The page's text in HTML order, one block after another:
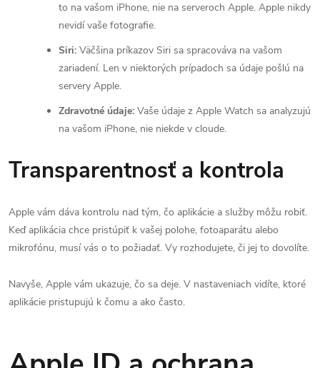
to na vašom iPhone, nie na serveroch Apple. Apple nikdy
nevidí vaše fotografie.
Siri: Väčšina príkazov Siri sa spracováva na vašom
zariadení. Len v niektorých prípadoch sa údaje pošlú na
servery Apple.
Zdravotné údaje: Vaše údaje z Apple Watch sa analyzujú
na vašom iPhone, nie niekde v cloude.
Transparentnosť a kontrola
Apple vám dáva kontrolu nad tým, čo aplikácie a služby môžu robiť.
Keď aplikácia chce pristúpiť k vašej polohe, fotoaparátu alebo
mikrofónu, musí vás o to požiadať. Vy rozhodujete, či jej to dovolíte.
Navyše, Apple vám ukazuje, čo sa deje. V nastaveniach vidíte, ktoré
aplikácie pristupujú k čomu a ako často.